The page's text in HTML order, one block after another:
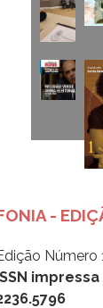
-
Número
impressa